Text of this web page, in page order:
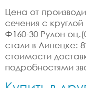
Цена от
сечения с
Ф160-30 Рулон
стали в Липецке:
стоимости
подробностями